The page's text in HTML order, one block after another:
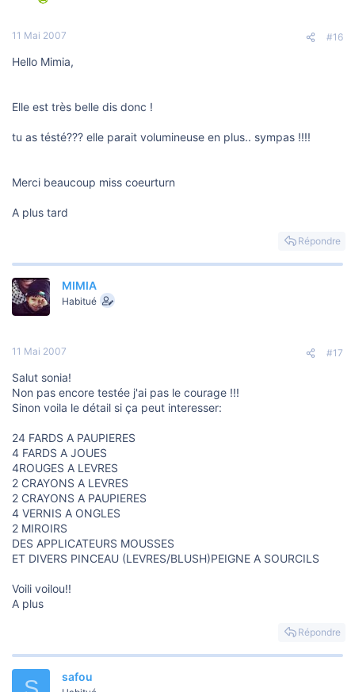
11 Mai 2007 #16
Hello Mimia,
Elle est très belle dis donc !
tu as tésté??? elle parait volumineuse en plus.. sympas !!!!
Merci beaucoup miss coeurturn
A plus tard
Répondre
MIMIA
Habitué
11 Mai 2007 #17
Salut sonia!
Non pas encore testée j'ai pas le courage !!!
Sinon voila le détail si ça peut interesser:
24 FARDS A PAUPIERES
4 FARDS A JOUES
4ROUGES A LEVRES
2 CRAYONS A LEVRES
2 CRAYONS A PAUPIERES
4 VERNIS A ONGLES
2 MIROIRS
DES APPLICATEURS MOUSSES
ET DIVERS PINCEAU (LEVRES/BLUSH)PEIGNE A SOURCILS
Voili voilou!!
A plus
Répondre
safou